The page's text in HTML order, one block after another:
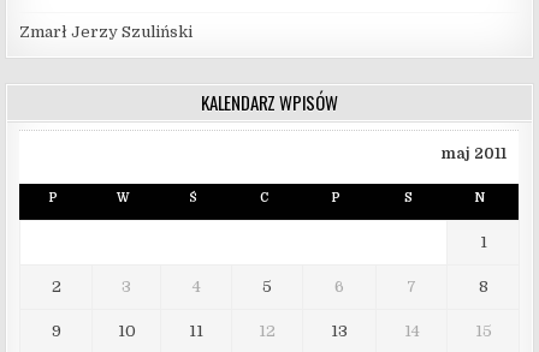
Zmarł Jerzy Szuliński
KALENDARZ WPISÓW
maj 2011
P W Ś C P S N
1
2 3 4 5 6 7 8
9 10 11 12 13 14 15